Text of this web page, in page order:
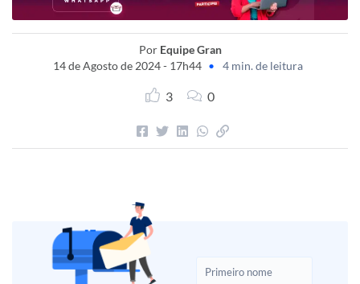
Por Equipe Gran
14 de Agosto de 2024 - 17h44 • 4 min. de leitura
3 0